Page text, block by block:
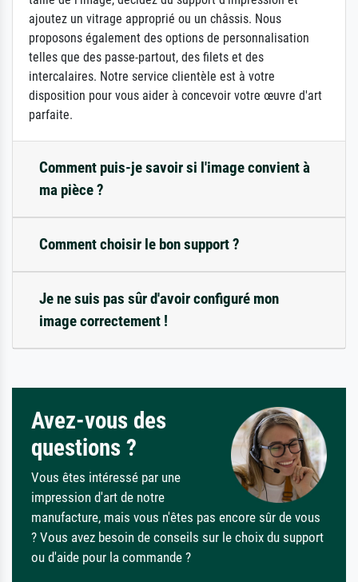
ajoutez un vitrage approprié ou un châssis. Nous
proposons également des options de personnalisation
telles que des passe-partout, des filets et des
intercalaires. Notre service clientèle est à votre
disposition pour vous aider à concevoir votre œuvre d'art
parfaite.
Comment puis-je savoir si l'image convient à
ma pièce ?
Comment choisir le bon support ?
Je ne suis pas sûr d'avoir configuré mon
image correctement !
Avez-vous des
questions ?
Vous êtes intéressé par une
impression d'art de notre
manufacture, mais vous n'êtes pas encore sûr de vous
? Vous avez besoin de conseils sur le choix du support
ou d'aide pour la commande ?